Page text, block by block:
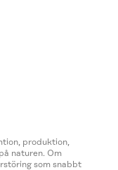
produktion,
naturen. Om
som snabbt